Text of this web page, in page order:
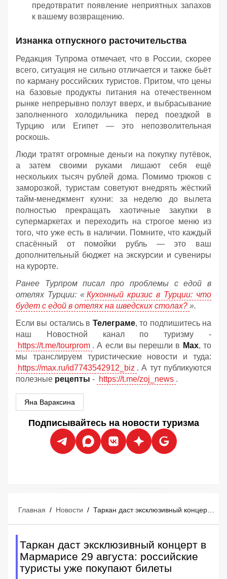
предотвратит появление неприятных запахов
к вашему возвращению.
Изнанка отпускного расточительства
Редакция Тупрома отмечает, что в России, скорее
всего, ситуация не сильно отличается и также бьёт
по карману российских туристов. Притом, что цены
на базовые продукты питания на отечественном
рынке непрерывно ползут вверх, и выбрасывание
заполненного холодильника перед поездкой в
Турцию или Египет — это непозволительная
роскошь.
Люди тратят огромные деньги на покупку путёвок,
а затем своими руками лишают себя ещё
нескольких тысяч рублей дома. Помимо трюков с
заморозкой, туристам советуют внедрять жёсткий
тайм-менеджмент кухни: за неделю до вылета
полностью прекращать хаотичные закупки в
супермаркетах и переходить на строгое меню из
того, что уже есть в наличии. Помните, что каждый
спасённый от помойки рубль — это ваш
дополнительный бюджет на экскурсии и сувениры
на курорте.
Ранее Турпром писал про проблемы с едой в
отелях Турции: « Кухонный кризис в Турции: что
будет с едой в отелях на шведских столах? ».
Если вы остались в Телеграме, то подпишитесь на
наш Новостной канал по туризму -
https://t.me/tourprom . А если вы перешли в Мах, то
мы транслируем туристические новости и туда:
https://max.ru/id7743542912_biz . А тут публикуются
полезные рецепты - https://t.me/zoj_news .
Яна Вараксина
Подписывайтесь на новости туризма
Главная / Новости /
Таркан даст эксклюзивный концерт в
Мармарисе 29 августа: российские
туристы уже покупают билеты